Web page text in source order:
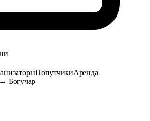
ПопутчикиАренда
Богучар